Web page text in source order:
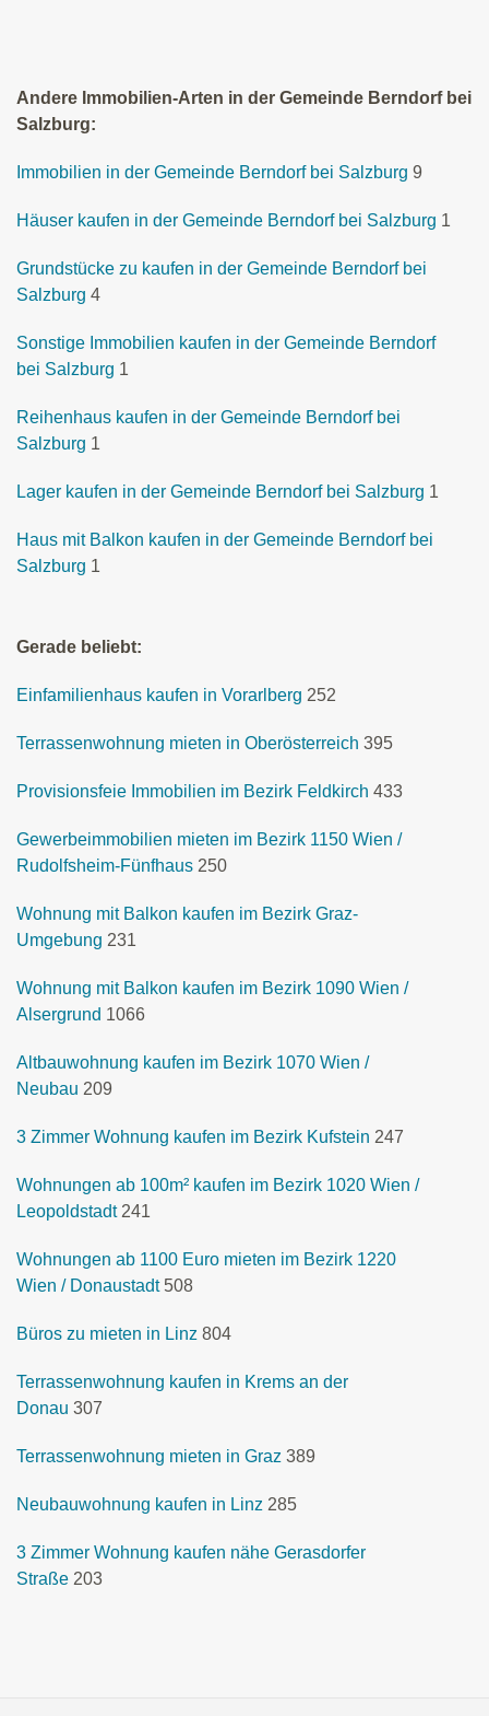
Andere Immobilien-Arten in der Gemeinde Berndorf bei
Salzburg:
Immobilien in der Gemeinde Berndorf bei Salzburg 9
Häuser kaufen in der Gemeinde Berndorf bei Salzburg 1
Grundstücke zu kaufen in der Gemeinde Berndorf bei
Salzburg 4
Sonstige Immobilien kaufen in der Gemeinde Berndorf
bei Salzburg 1
Reihenhaus kaufen in der Gemeinde Berndorf bei
Salzburg 1
Lager kaufen in der Gemeinde Berndorf bei Salzburg 1
Haus mit Balkon kaufen in der Gemeinde Berndorf bei
Salzburg 1
Gerade beliebt:
Einfamilienhaus kaufen in Vorarlberg 252
Terrassenwohnung mieten in Oberösterreich 395
Provisionsfeie Immobilien im Bezirk Feldkirch 433
Gewerbeimmobilien mieten im Bezirk 1150 Wien /
Rudolfsheim-Fünfhaus 250
Wohnung mit Balkon kaufen im Bezirk Graz-
Umgebung 231
Wohnung mit Balkon kaufen im Bezirk 1090 Wien /
Alsergrund 1066
Altbauwohnung kaufen im Bezirk 1070 Wien /
Neubau 209
3 Zimmer Wohnung kaufen im Bezirk Kufstein 247
Wohnungen ab 100m² kaufen im Bezirk 1020 Wien /
Leopoldstadt 241
Wohnungen ab 1100 Euro mieten im Bezirk 1220
Wien / Donaustadt 508
Büros zu mieten in Linz 804
Terrassenwohnung kaufen in Krems an der
Donau 307
Terrassenwohnung mieten in Graz 389
Neubauwohnung kaufen in Linz 285
3 Zimmer Wohnung kaufen nähe Gerasdorfer
Straße 203